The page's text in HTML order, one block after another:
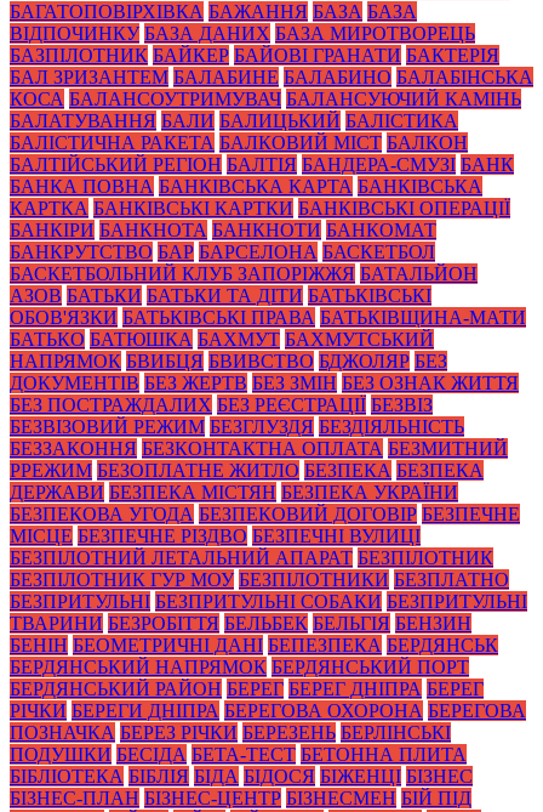
БАГАТОПОВІРХІВКА БАЖАННЯ БАЗА БАЗА
ВІДПОЧИНКУ БАЗА ДАНИХ БАЗА МИРОТВОРЕЦЬ
БАЗПІЛОТНИК БАЙКЕР БАЙОВІ ГРАНАТИ БАКТЕРІЯ
БАЛ ЗРИЗАНТЕМ БАЛАБИНЕ БАЛАБИНО БАЛАБІНСЬКА
КОСА БАЛАНСОУТРИМУВАЧ БАЛАНСУЮЧИЙ КАМІНЬ
БАЛАТУВАННЯ БАЛИ БАЛИЦЬКИЙ БАЛІСТИКА
БАЛІСТИЧНА РАКЕТА БАЛКОВИЙ МІСТ БАЛКОН
БАЛТІЙСЬКИЙ РЕГІОН БАЛТІЯ БАНДЕРА-СМУЗІ БАНК
БАНКА ПОВНА БАНКІВСЬКА КАРТА БАНКІВСЬКА
КАРТКА БАНКІВСЬКІ КАРТКИ БАНКІВСЬКІ ОПЕРАЦІЇ
БАНКІРИ БАНКНОТА БАНКНОТИ БАНКОМАТ
БАНКРУТСТВО БАР БАРСЕЛОНА БАСКЕТБОЛ
БАСКЕТБОЛЬНИЙ КЛУБ ЗАПОРІЖЖЯ БАТАЛЬЙОН
АЗОВ БАТЬКИ БАТЬКИ ТА ДІТИ БАТЬКІВСЬКІ
ОБОВ'ЯЗКИ БАТЬКІВСЬКІ ПРАВА БАТЬКІВЩИНА-МАТИ
БАТЬКО БАТЮШКА БАХМУТ БАХМУТСЬКИЙ
НАПРЯМОК БВИБЦЯ БВИВСТВО БДЖОЛЯР БЕЗ
ДОКУМЕНТІВ БЕЗ ЖЕРТВ БЕЗ ЗМІН БЕЗ ОЗНАК ЖИТТЯ
БЕЗ ПОСТРАЖДАЛИХ БЕЗ РЕЄСТРАЦІЇ БЕЗВІЗ
БЕЗВІЗОВИЙ РЕЖИМ БЕЗГЛУЗДЯ БЕЗДІЯЛЬНІСТЬ
БЕЗЗАКОННЯ БЕЗКОНТАКТНА ОПЛАТА БЕЗМИТНИЙ
РРЕЖИМ БЕЗОПЛАТНЕ ЖИТЛО БЕЗПЕКА БЕЗПЕКА
ДЕРЖАВИ БЕЗПЕКА МІСТЯН БЕЗПЕКА УКРАЇНИ
БЕЗПЕКОВА УГОДА БЕЗПЕКОВИЙ ДОГОВІР БЕЗПЕЧНЕ
МІСЦЕ БЕЗПЕЧНЕ РІЗДВО БЕЗПЕЧНІ ВУЛИЦІ
БЕЗПІЛОТНИЙ ЛЕТАЛЬНИЙ АПАРАТ БЕЗПІЛОТНИК
БЕЗПІЛОТНИК ГУР МОУ БЕЗПІЛОТНИКИ БЕЗПЛАТНО
БЕЗПРИТУЛЬНІ БЕЗПРИТУЛЬНІ СОБАКИ БЕЗПРИТУЛЬНІ
ТВАРИНИ БЕЗРОБІТТЯ БЕЛЬБЕК БЕЛЬГІЯ БЕНЗИН
БЕНІН БЕОМЕТРИЧНІ ДАНІ БЕПЕЗПЕКА БЕРДЯНСЬК
БЕРДЯНСЬКИЙ НАПРЯМОК БЕРДЯНСЬКИЙ ПОРТ
БЕРДЯНСЬКИЙ РАЙОН БЕРЕГ БЕРЕГ ДНІПРА БЕРЕГ
РІЧКИ БЕРЕГИ ДНІПРА БЕРЕГОВА ОХОРОНА БЕРЕГОВА
ПОЗНАЧКА БЕРЕЗ РІЧКИ БЕРЕЗЕНЬ БЕРЛІНСЬКІ
ПОДУШКИ БЕСІДА БЕТА-ТЕСТ БЕТОННА ПЛИТА
БІБЛІОТЕКА БІБЛІЯ БІДА БІДОСЯ БІЖЕНЦІ БІЗНЕС
БІЗНЕС-ПЛАН БІЗНЕС-ЦЕНТР БІЗНЕСМЕН БІЙ ПІД